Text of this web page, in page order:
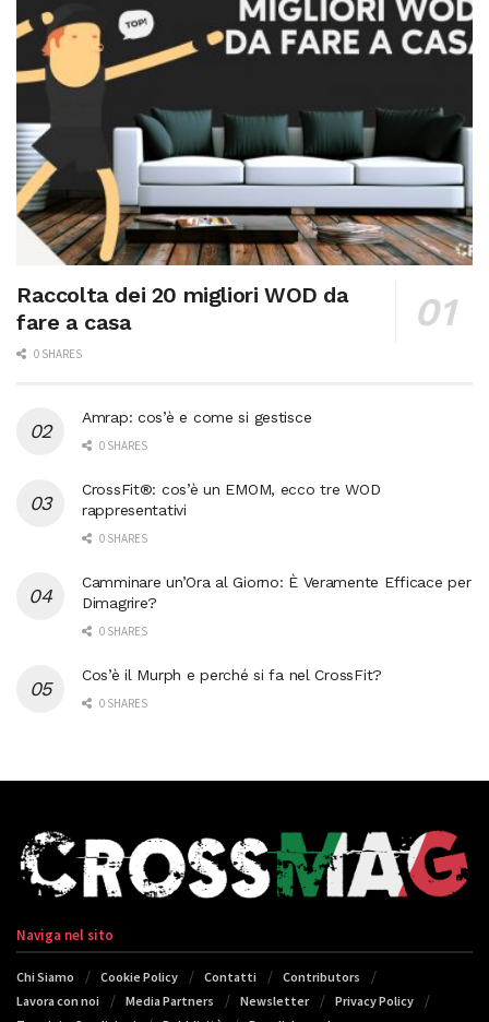
Raccolta dei 20 migliori WOD da
fare a casa
0 SHARES
Amrap: cos’è e come si gestisce
0 SHARES
CrossFit®: cos’è un EMOM, ecco tre WOD
rappresentativi
0 SHARES
Camminare un’Ora al Giorno: È Veramente Efficace per
Dimagrire?
0 SHARES
Cos’è il Murph e perché si fa nel CrossFit?
0 SHARES
Naviga nel sito
Chi Siamo Cookie Policy Contatti
Contributors
Lavora con noi
Media Partners Newsletter
Privacy Policy